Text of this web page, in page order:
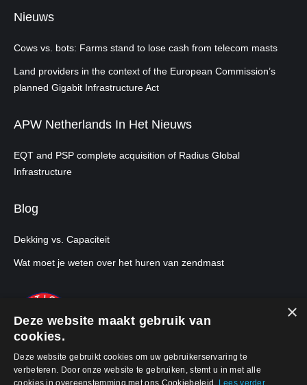
Nieuws
Cows vs. bots: Farms stand to lose cash from telecom masts
Land providers in the context of the European Commission’s
planned Gigabit Infrastructure Act
APW Netherlands In Het Nieuws
EQT and PSP complete acquisition of Radius Global
Infrastructure
Blog
Dekking vs. Capaciteit
Wat moet je weten over het huren van zendmast
×
Deze website maakt gebruik van
cookies.
Deze website gebruikt cookies om uw gebruikerservaring te
verbeteren. Door onze website te gebruiken, stemt u in met alle
cookies in overeenstemming met ons Cookiebeleid.
Lees verder